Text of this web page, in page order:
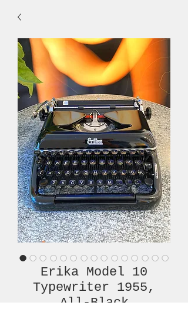
Erika Model 10
Typewriter 1955,
All-Black